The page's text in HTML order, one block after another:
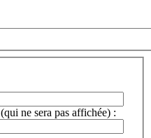
ne sera pas affichée) :